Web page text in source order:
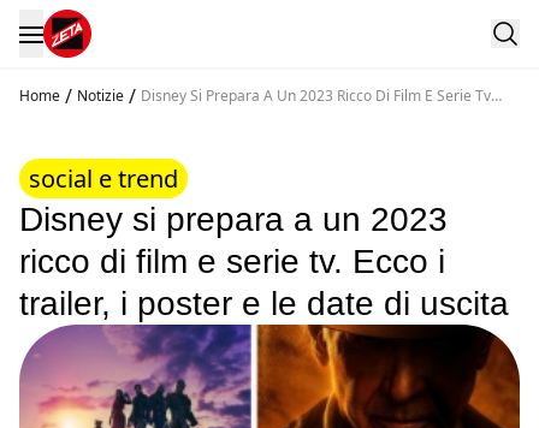
Home / Notizie / Disney Si Prepara A Un 2023 Ricco Di Film E Serie Tv
social e trend
Disney si prepara a un 2023
ricco di film e serie tv. Ecco i
trailer, i poster e le date di uscita